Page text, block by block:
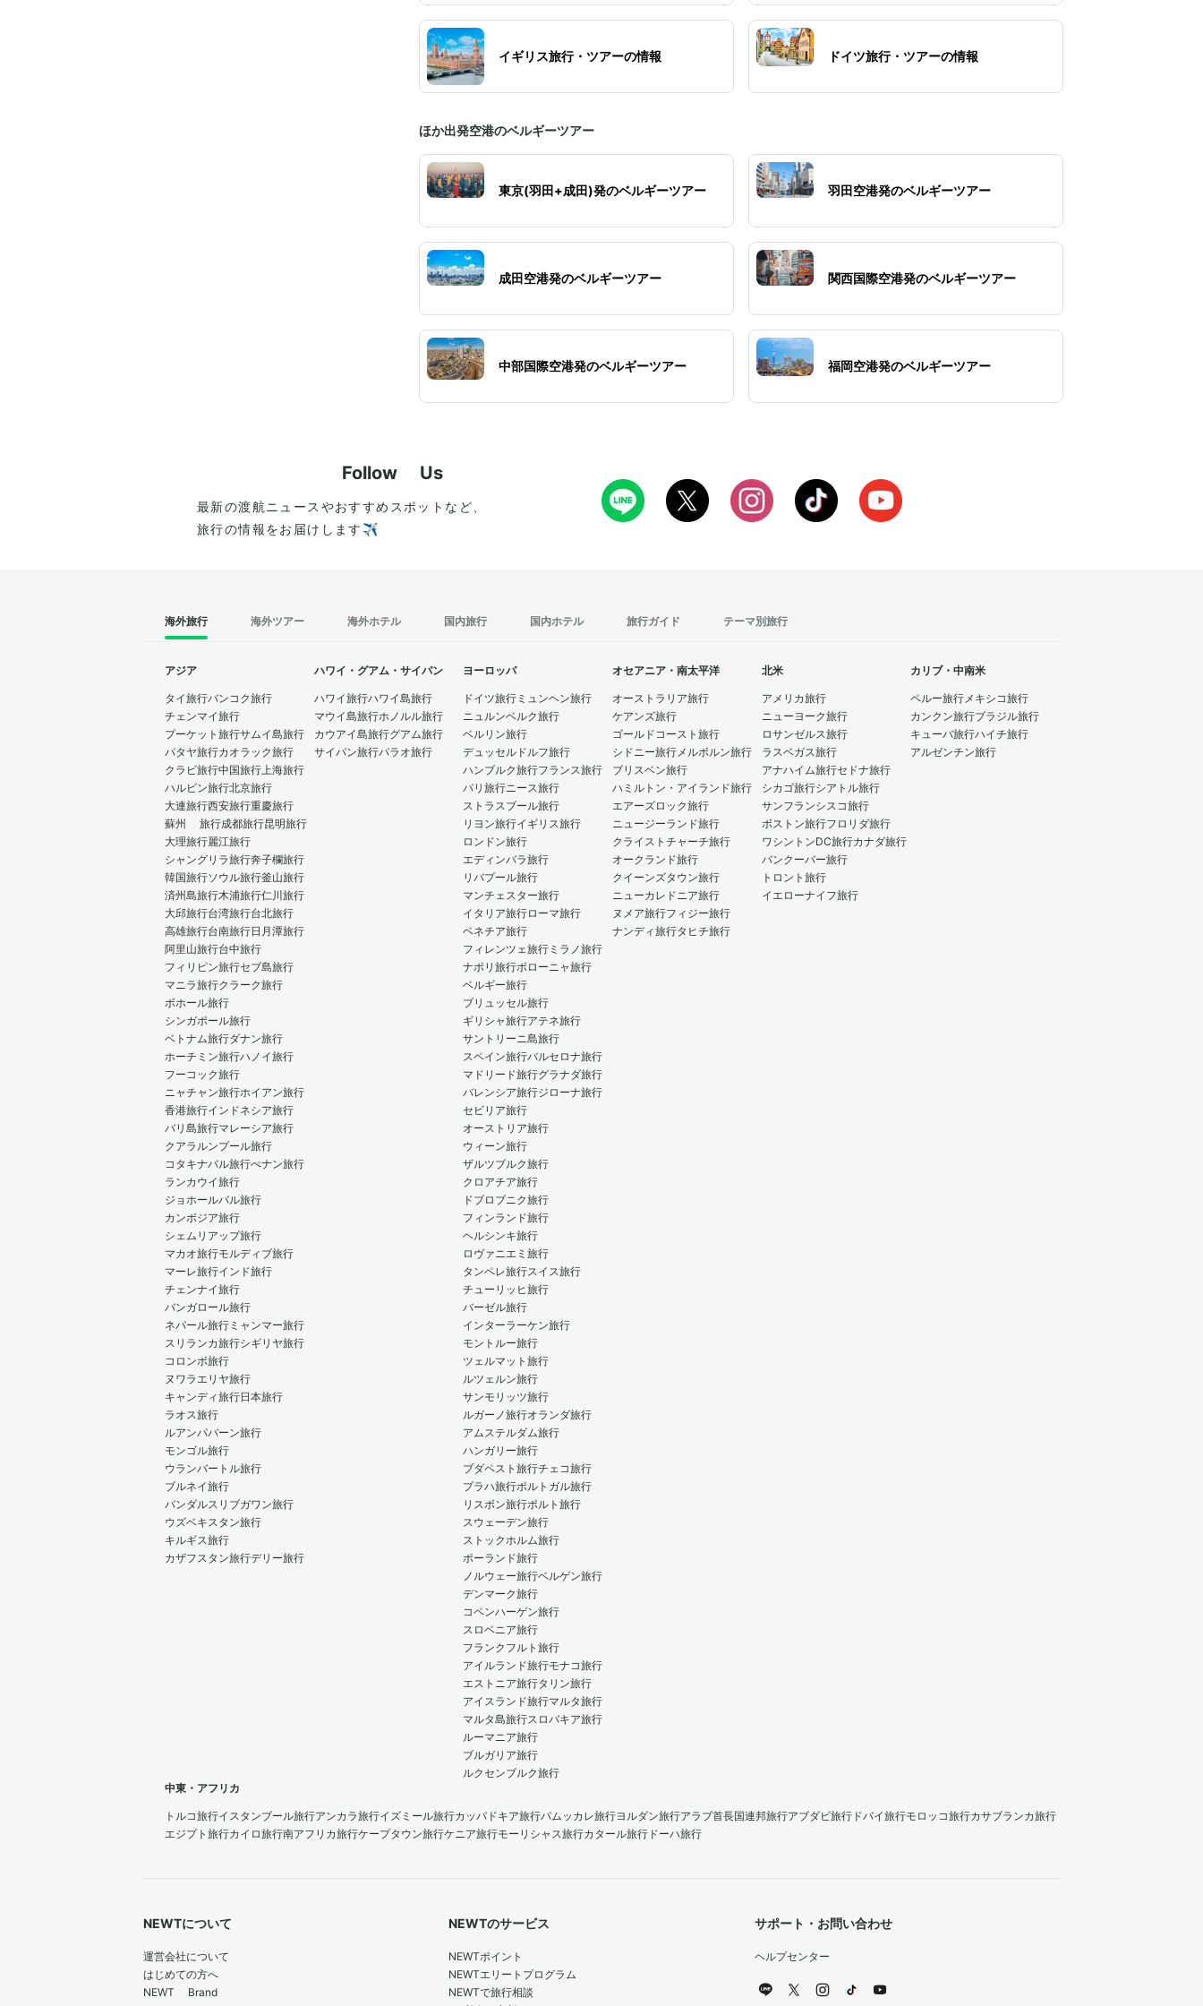
イギリス旅行・ツアーの情報 ドイツ旅行・ツアーの情報
ほか出発空港のベルギーツアー
東京(羽田+成田)発のベルギーツアー 羽田空港発のベルギーツアー
成田空港発のベルギーツアー 関西国際空港発のベルギーツアー
中部国際空港発のベルギーツアー 福岡空港発のベルギーツアー
Follow Us
最新の渡航ニュースやおすすめスポットなど、
旅行の情報をお届けします✈️
海外旅行 海外ツアー 海外ホテル 国内旅行 国内ホテル 旅行ガイド テーマ別旅行
アジア
タイ旅行バンコク旅行
チェンマイ旅行
プーケット旅行サムイ島旅行
パタヤ旅行カオラック旅行
クラビ旅行中国旅行上海旅行
ハルビン旅行北京旅行
大連旅行西安旅行重慶旅行
蘇州 旅行成都旅行昆明旅行
大理旅行麗江旅行
シャングリラ旅行奔子欄旅行
韓国旅行ソウル旅行釜山旅行
済州島旅行木浦旅行仁川旅行
大邱旅行台湾旅行台北旅行
高雄旅行台南旅行日月潭旅行
阿里山旅行台中旅行
フィリピン旅行セブ島旅行
マニラ旅行クラーク旅行
ボホール旅行
シンガポール旅行
ベトナム旅行ダナン旅行
ホーチミン旅行ハノイ旅行
フーコック旅行
ニャチャン旅行ホイアン旅行
香港旅行インドネシア旅行
バリ島旅行マレーシア旅行
クアラルンプール旅行
コタキナバル旅行ぺナン旅行
ランカウイ旅行
ジョホールバル旅行
カンボジア旅行
シェムリアップ旅行
マカオ旅行モルディブ旅行
マーレ旅行インド旅行
チェンナイ旅行
バンガロール旅行
ネパール旅行 ミャンマー旅行
スリランカ旅行シギリヤ旅行
コロンボ旅行
ヌワラエリヤ旅行
キャンディ旅行日本旅行
ラオス旅行
ルアンパバーン旅行
モンゴル旅行
ウランバートル旅行
ブルネイ旅行
バンダルスリブガワン旅行
ウズベキスタン旅行
キルギス旅行
カザフスタン旅行デリー旅行
ハワイ・グアム・サイパン
ハワイ旅行ハワイ島旅行
マウイ島旅行ホノルル旅行
カウアイ島旅行グアム旅行
サイパン旅行パラオ旅行
ヨーロッパ
ドイツ旅行 ミュンヘン旅行
ニュルンベルク旅行
ベルリン旅行
デュッセルドルフ旅行
ハンブルク旅行フランス旅行
パリ旅行ニース旅行
ストラスブール旅行
リヨン旅行イギリス旅行
ロンドン旅行
エディンバラ旅行
リバプール旅行
マンチェスター旅行
イタリア旅行ローマ旅行
ベネチア旅行
フィレンツェ旅行 ミラノ旅行
ナポリ旅行ボローニャ旅行
ベルギー旅行
ブリュッセル旅行
ギリシャ旅行アテネ旅行
サントリーニ島旅行
スペイン旅行バルセロナ旅行
マドリード旅行グラナダ旅行
バレンシア旅行ジローナ旅行
セビリア旅行
オーストリア旅行
ウィーン旅行
ザルツブルク旅行
クロアチア旅行
ドブロブニク旅行
フィンランド旅行
ヘルシンキ旅行
ロヴァニエミ旅行
タンペレ旅行スイス旅行
チューリッヒ旅行
バーゼル旅行
インターラーケン旅行
モントルー旅行
ツェルマット旅行
ルツェルン旅行
サンモリッツ旅行
ルガーノ旅行オランダ旅行
アムステルダム旅行
ハンガリー旅行
ブダペスト旅行チェコ旅行
プラハ旅行ポルトガル旅行
リスボン旅行ポルト旅行
スウェーデン旅行
ストックホルム旅行
ポーランド旅行
ノルウェー旅行ベルゲン旅行
デンマーク旅行
コペンハーゲン旅行
スロベニア旅行
フランクフルト旅行
アイルランド旅行モナコ旅行
エストニア旅行タリン旅行
アイスランド旅行マルタ旅行
マルタ島旅行スロバキア旅行
ルーマニア旅行
ブルガリア旅行
ルクセンブルク旅行
オセアニア・南太平洋
オーストラリア旅行
ケアンズ旅行
ゴールドコースト旅行
シドニー旅行メルボルン旅行
ブリスベン旅行
ハミルトン・アイランド旅行
エアーズロック旅行
ニュージーランド旅行
クライストチャーチ旅行
オークランド旅行
クイーンズタウン旅行
ニューカレドニア旅行
ヌメア旅行フィジー旅行
ナンディ旅行タヒチ旅行
北米
アメリカ旅行
ニューヨーク旅行
ロサンゼルス旅行
ラスベガス旅行
アナハイム旅行セドナ旅行
シカゴ旅行シアトル旅行
サンフランシスコ旅行
ボストン旅行フロリダ旅行
ワシントンDC旅行カナダ旅行
バンクーバー旅行
トロント旅行
イエローナイフ旅行
カリブ・中南米
ペルー旅行メキシコ旅行
カンクン旅行ブラジル旅行
キューバ旅行ハイチ旅行
アルゼンチン旅行
中東・アフリカ
トルコ旅行イスタンブール旅行アンカラ旅行イズミール旅行カッパドキア旅行パムッカレ旅行ヨルダン旅行アラブ首長国連邦旅行アブダビ旅行 ドバイ旅行モロッコ旅行カサブランカ旅行
エジプト旅行カイロ旅行南アフリカ旅行ケープタウン旅行ケニア旅行モーリシャス旅行カタール旅行 ドーハ旅行
NEWTについて
運営会社について
はじめての方へ
NEWT Brand
NEWTのサービス
NEWTポイント
NEWTエリートプログラム
NEWTで旅行相談
サポート・お問い合わせ
ヘルプセンター